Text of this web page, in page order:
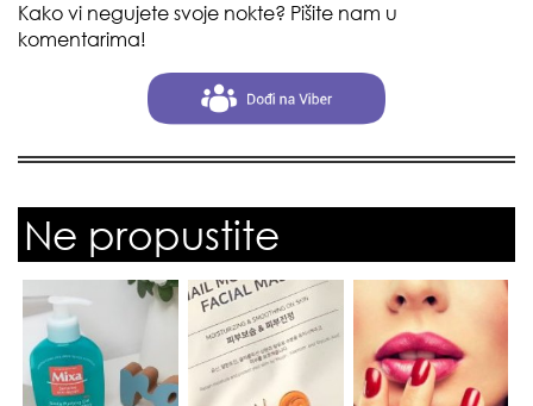
Kako vi negujete svoje nokte? Pišite nam u
komentarima!
Ne propustite